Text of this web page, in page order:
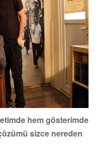
hem gösterimde
sizce nereden